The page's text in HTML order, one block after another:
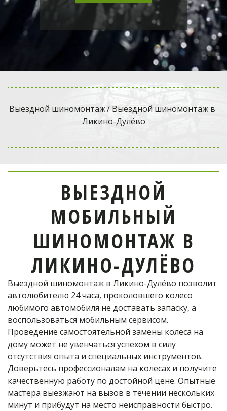
в Одинцово
отремонтирует шину!
Телефон оператора:
+7 (926) 976-03-37
ОФОРМИТЬ ЗАКАЗ
Выездной шиномонтаж / Выездной шиномонтаж в
Ликино-Дулёво
ВЫЕЗДНОЙ
МОБИЛЬНЫЙ
ШИНОМОНТАЖ В
ЛИКИНО-ДУЛЁВО
Выездной шиномонтаж в Ликино-Дулёво позволит
автолюбителю 24 часа, проколовшего колесо
любимого автомобиля не доставать запаску, а
воспользоваться мобильным сервисом.
Проведение самостоятельной замены колеса на
дому может не увенчаться успехом в силу
отсутствия опыта и специальных инструментов.
Доверьтесь профессионалам на колесах и получите
качественную работу по достойной цене. Опытные
мастера выезжают на вызов в течении нескольких
минут и прибудут на место неисправности быстро.